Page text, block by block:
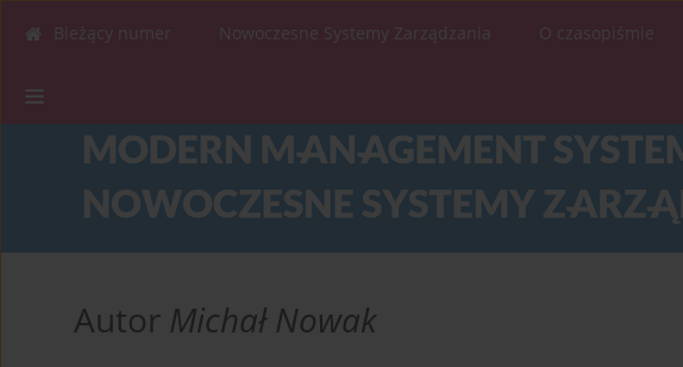
Bieżący numer Nowoczesne Systemy Zarządzania O czasopiśmie
Autor Michał Nowak